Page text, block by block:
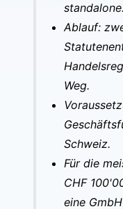
standalone.
Ablauf:
Weg.
Schweiz.
Für die
CHF
eine